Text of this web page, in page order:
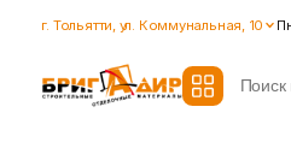
г. Тольятти, ул. Коммунальная, 10